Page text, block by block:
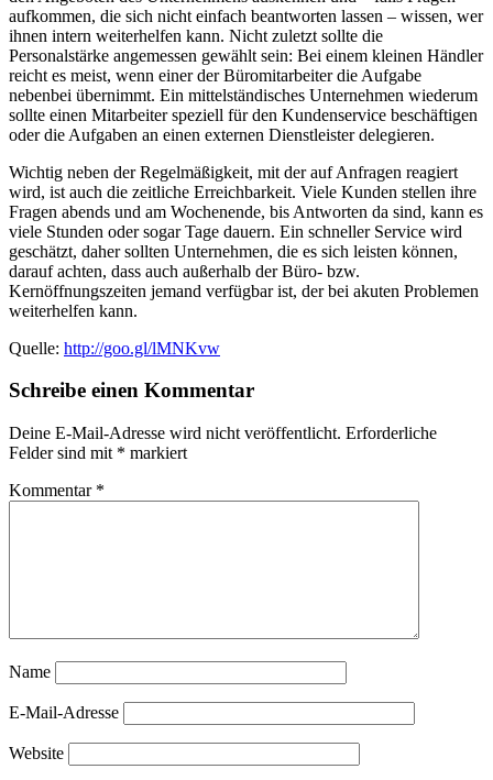
aufkommen, die sich nicht einfach beantworten lassen – wissen, wer
ihnen intern weiterhelfen kann. Nicht zuletzt sollte die
Personalstärke angemessen gewählt sein: Bei einem kleinen Händler
reicht es meist, wenn einer der Büromitarbeiter die Aufgabe
nebenbei übernimmt. Ein mittelständisches Unternehmen wiederum
sollte einen Mitarbeiter speziell für den Kundenservice beschäftigen
oder die Aufgaben an einen externen Dienstleister delegieren.
Wichtig neben der Regelmäßigkeit, mit der auf Anfragen reagiert
wird, ist auch die zeitliche Erreichbarkeit. Viele Kunden stellen ihre
Fragen abends und am Wochenende, bis Antworten da sind, kann es
viele Stunden oder sogar Tage dauern. Ein schneller Service wird
geschätzt, daher sollten Unternehmen, die es sich leisten können,
darauf achten, dass auch außerhalb der Büro- bzw.
Kernöffnungszeiten jemand verfügbar ist, der bei akuten Problemen
weiterhelfen kann.
Quelle: http://goo.gl/lMNKvw
Schreibe einen Kommentar
Deine E-Mail-Adresse wird nicht veröffentlicht. Erforderliche
Felder sind mit * markiert
Kommentar *
Name
E-Mail-Adresse
Website